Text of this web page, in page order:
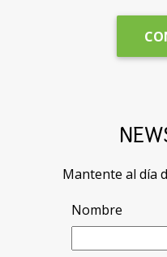
Mantente al día
Nombre